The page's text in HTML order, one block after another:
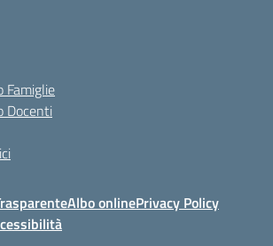
Famiglie
Docenti
Albo onlinePrivacy Policy